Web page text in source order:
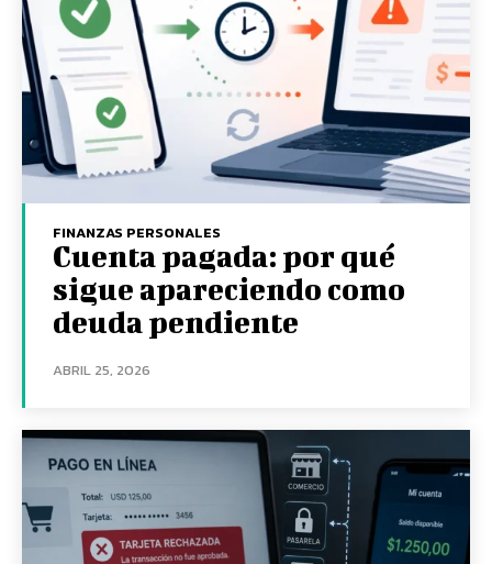
FINANZAS PERSONALES
Cuenta pagada: por qué
sigue apareciendo como
deuda pendiente
ABRIL 25, 2026